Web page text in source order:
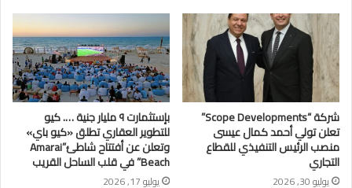
شركة “Scope Developments”
تعلن تولي أحمد كمال عيسى
منصب الرئيس التنفيذي للقطاع
التجاري
يوليو 30, 2026
بإستثمارت ٩ مليار جنية …. كيو
للتطوير العقاري تطلق «كيو باي»
وتعلن عن أفتتاح شاطئ”Amarai
Beach” في قلب الساحل القريب
يوليو 17, 2026